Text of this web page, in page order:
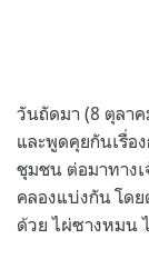
วันถัดมา (8 ตุลา
และพูดคุยกันเรื่อ
ชุมชน ต่อมาทาง
คลองแบ่งกัน โด
ด้วย ไผ่ซางหมน